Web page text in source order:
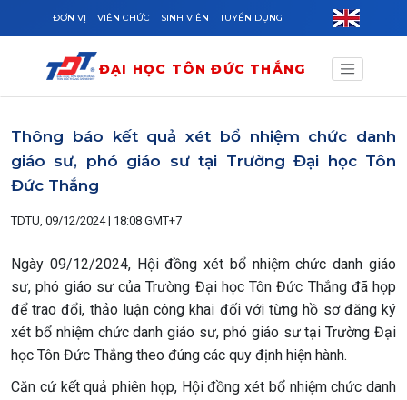
Skip to main content
ĐƠN VỊ VIÊN CHỨC SINH VIÊN TUYỂN DỤNG
ĐẠI HỌC TÔN ĐỨC THẮNG
Thông báo kết quả xét bổ nhiệm chức danh
giáo sư, phó giáo sư tại Trường Đại học Tôn
Đức Thắng
TDTU, 09/12/2024 | 18:08 GMT+7
Ngày 09/12/2024, Hội đồng xét bổ nhiệm chức danh giáo
sư, phó giáo sư của Trường Đại học Tôn Đức Thắng đã họp
để trao đổi, thảo luận công khai đối với từng hồ sơ đăng ký
xét bổ nhiệm chức danh giáo sư, phó giáo sư tại Trường Đại
học Tôn Đức Thắng theo đúng các quy định hiện hành.
Căn cứ kết quả phiên họp, Hội đồng xét bổ nhiệm chức danh